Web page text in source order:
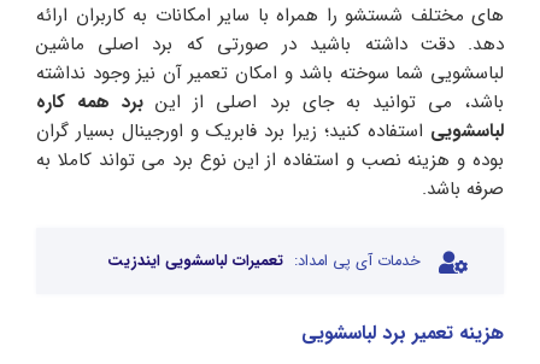
های مختلف شستشو را همراه با سایر امکانات به کاربران ارائه
دهد. دقت داشته باشید در صورتی که برد اصلی ماشین
لباسشویی شما سوخته باشد و امکان تعمیر آن نیز وجود نداشته
باشد، می توانید به جای برد اصلی از این برد همه کاره
لباسشویی استفاده کنید؛ زیرا برد فابریک و اورجینال بسیار گران
بوده و هزینه نصب و استفاده از این نوع برد می تواند کاملا به
صرفه باشد.
خدمات آی پی امداد: تعمیرات لباسشویی ایندزیت
هزینه تعمیر برد لباسشویی